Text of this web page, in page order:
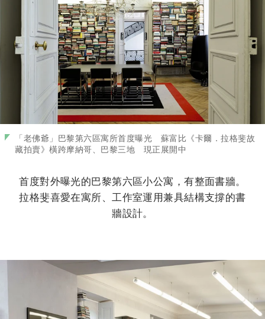
「老佛爺」巴黎第六區寓所首度曝光 蘇富比《卡爾．拉格斐故
藏拍賣》橫跨摩納哥、巴黎三地 現正展開中
首度對外曝光的巴黎第六區小公寓，有整面書牆。
拉格斐喜愛在寓所、工作室運用兼具結構支撐的書
牆設計。